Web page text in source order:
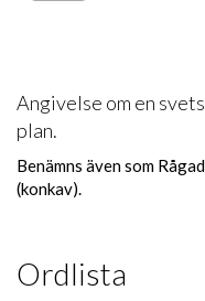
Angivelse om en
plan.
Benämns även som
(konkav).
Ordlista